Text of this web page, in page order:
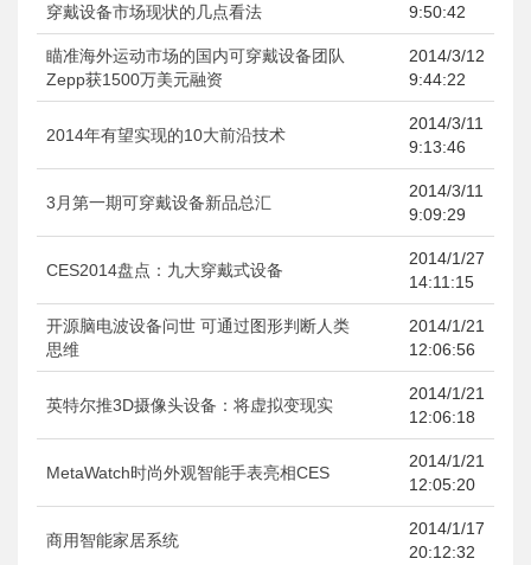
穿戴设备市场现状的几点看法
9:50:42
瞄准海外运动市场的国内可穿戴设备团队
Zepp获1500万美元融资
2014/3/12
9:44:22
2014年有望实现的10大前沿技术
2014/3/11
9:13:46
3月第一期可穿戴设备新品总汇
2014/3/11
9:09:29
CES2014盘点：九大穿戴式设备
2014/1/27
14:11:15
开源脑电波设备问世 可通过图形判断人类
思维
2014/1/21
12:06:56
英特尔推3D摄像头设备：将虚拟变现实
2014/1/21
12:06:18
MetaWatch时尚外观智能手表亮相CES
2014/1/21
12:05:20
商用智能家居系统
2014/1/17
20:12:32